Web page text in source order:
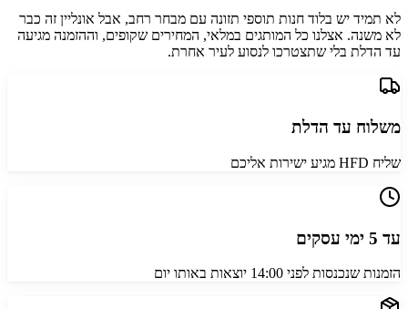
לא תמיד יש בלוד חנות תוספי תזונה עם מבחר רחב, אבל אונליין זה כבר
לא משנה. אצלנו כל המותגים במלאי, המחירים שקופים, וההזמנה מגיעה
עד הדלת בלי שתצטרכו לנסוע לעיר אחרת.
משלוח עד הדלת
שליח HFD מגיע ישירות אליכם
עד 5 ימי עסקים
הזמנות שנכנסות לפני 14:00 יוצאות באותו יום